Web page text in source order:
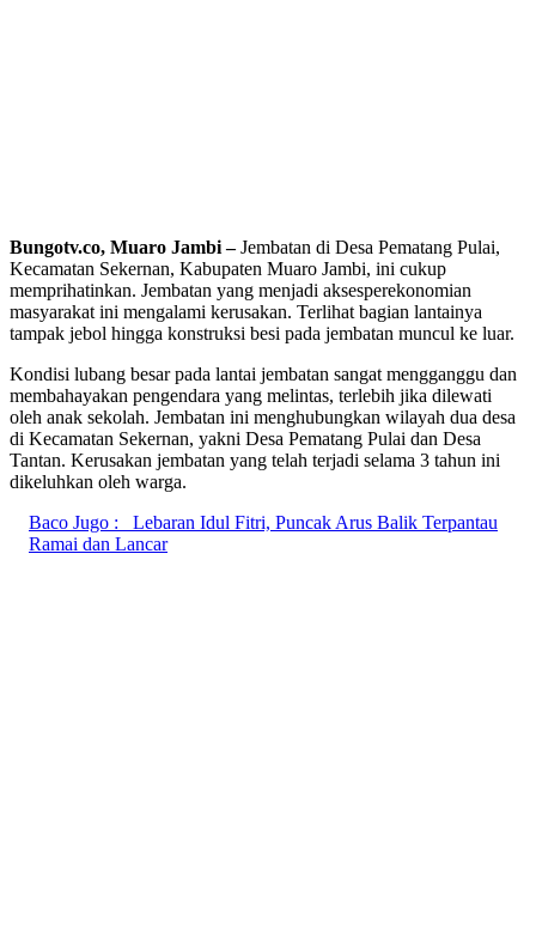
Bungotv.co, Muaro Jambi–Jembatan di Desa Pematang Pulai,
Kecamatan Sekernan, Kabupaten Muaro Jambi, ini cukup
memprihatinkan. Jembatan yang menjadi aksesperekonomian
masyarakat ini mengalami kerusakan. Terlihat bagian lantainya
tampak jebol hingga konstruksi besi pada jembatan muncul ke luar.
Kondisi lubang besar pada lantai jembatan sangat mengganggu dan
membahayakan pengendara yang melintas, terlebih jika dilewati
oleh anak sekolah. Jembatan ini menghubungkan wilayah dua desa
di Kecamatan Sekernan, yakni Desa Pematang Pulai dan Desa
Tantan. Kerusakan jembatan yang telah terjadi selama 3 tahun ini
dikeluhkan oleh warga.
Baco Jugo :
Lebaran Idul Fitri, Puncak Arus Balik Terpantau
Ramai dan Lancar